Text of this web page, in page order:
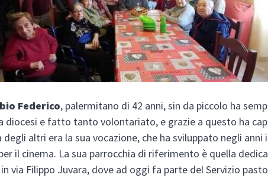
Federico, palermitano di 42 anni, sin da piccolo ha
diocesi e fatto tanto volontariato, e grazie a questo ha
degli altri era la sua vocazione, che ha sviluppato negli anni
il cinema. La sua parrocchia di riferimento è quella
via Filippo Juvara, dove ad oggi fa parte del Servizio